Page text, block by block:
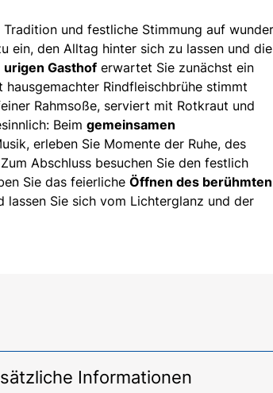
und festliche Stimmung auf
ein, den Alltag hinter sich zu lassen und die
urigen Gasthof erwartet Sie zunächst ein
Rindfleischbrühe stimmt
Rahmsoße, serviert mit Rotkraut und
Beim gemeinsamen
erleben Sie Momente der Ruhe, des
Abschluss besuchen Sie den festlich
Sie das feierliche Öffnen des berühmten
lassen Sie sich vom Lichterglanz und der
Informationen